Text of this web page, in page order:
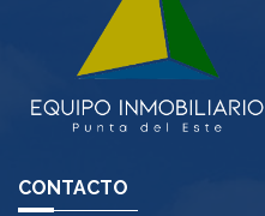
CONTACTO